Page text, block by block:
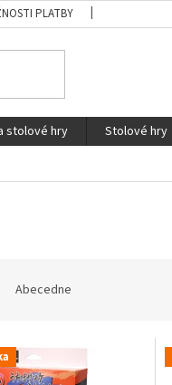
PLATBY
stolové hry Stolové hry
Abecedne